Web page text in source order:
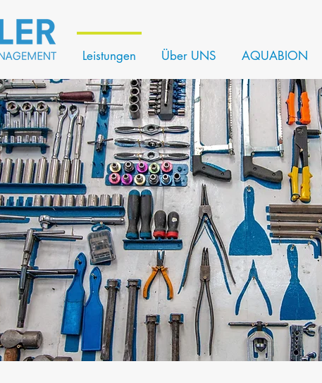
Leistungen Über UNS AQUABION